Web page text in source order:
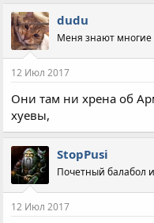
dudu
Меня знают многие
12 Июл 2017
Они там ни хрена об
хуевы,
StopPusi
Почетный балабол
12 Июл 2017